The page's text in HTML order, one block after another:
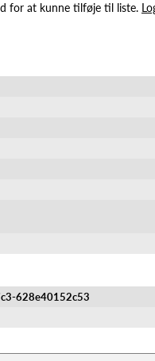
for at kunne tilføje til liste.
628e40152c53